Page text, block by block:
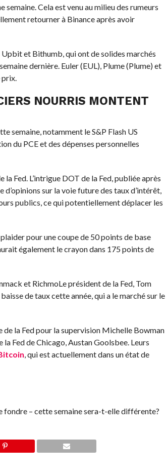
Cela est venu au milieu des rumeurs
retourner à Binance après avoir
et Bithumb, qui ont de solides marchés
dernière. Euler (EUL), Plume (Plume) et
prix.
NOURRIS MONTENT
semaine, notamment le S&P Flash US
du PCE et des dépenses personnelles
Fed. L’intrigue DOT de la Fed, publiée après
sur la voie future des taux d’intérêt,
publics, ce qui potentiellement déplacer les
pour une coupe de 50 points de base
également le crayon dans 175 points de
et RichmoLe président de la Fed, Tom
de taux cette année, qui a le marché sur le
de la Fed pour la supervision Michelle Bowman
Fed de Chicago, Austan Goolsbee. Leurs
, qui est actuellement dans un état de
fondre – cette semaine sera-t-elle différente?